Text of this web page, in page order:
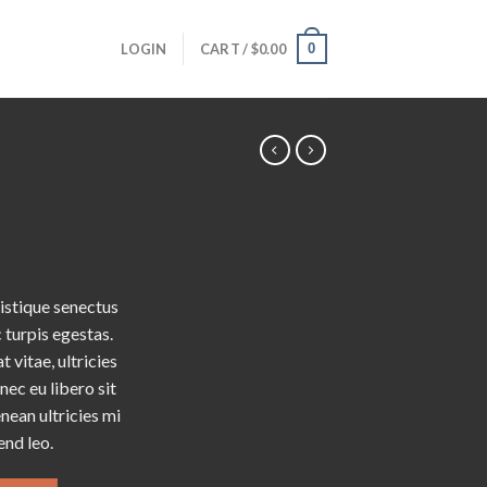
LOGIN CART /$0.00 0
senectus
egestas.
vitae, ultricies
eu libero sit
ultricies mi
leo.